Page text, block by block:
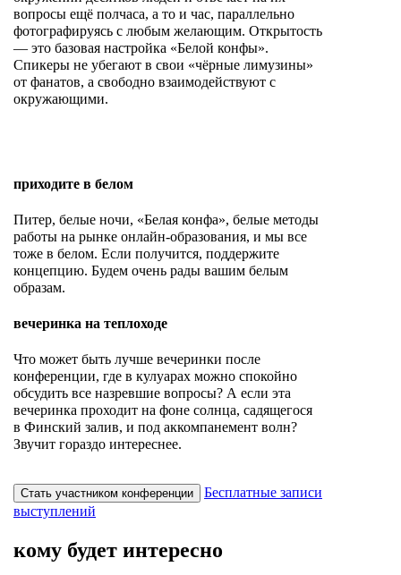
вопросы ещё полчаса, а то и час, параллельно
фотографируясь с любым желающим. Открытость
— это базовая настройка «Белой конфы».
Спикеры не убегают в свои «чёрные лимузины»
от фанатов, а свободно взаимодействуют с
окружающими.
приходите в белом
Питер, белые ночи, «Белая конфа», белые методы
работы на рынке онлайн-образования, и мы все
тоже в белом. Если получится, поддержите
концепцию. Будем очень рады вашим белым
образам.
вечеринка на теплоходе
Что может быть лучше вечеринки после
конференции, где в кулуарах можно спокойно
обсудить все назревшие вопросы? А если эта
вечеринка проходит на фоне солнца, садящегося
в Финский залив, и под аккомпанемент волн?
Звучит гораздо интереснее.
Стать участником конференции
Бесплатные записи
выступлений
кому будет интересно